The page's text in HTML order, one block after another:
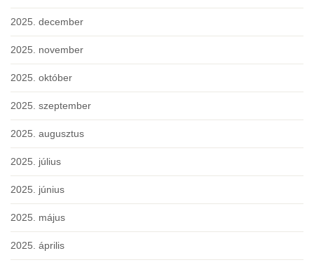
2025. december
2025. november
2025. október
2025. szeptember
2025. augusztus
2025. július
2025. június
2025. május
2025. április